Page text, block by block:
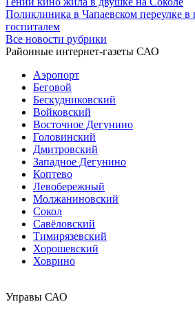
Поликлиника в Чапаевском переулке в
госпиталем
Все новости рубрики
Районные интернет-газеты САО
Аэропорт
Беговой
Бескудниковский
Войковский
Восточное Дегунино
Головинский
Дмитровский
Западное Дегунино
Коптево
Левобережный
Молжаниновский
Сокол
Савёловский
Тимирязевский
Хорошевский
Ховрино
Управы САО